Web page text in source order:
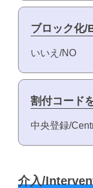
ブロック化
いいえ/NO
割付コード
中央登録/
介入/